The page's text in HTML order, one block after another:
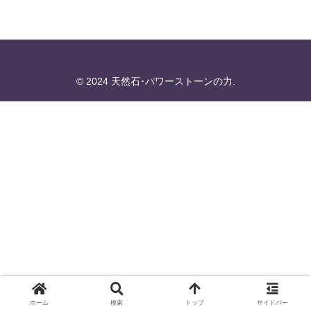
© 2024 天然石･パワーストーンの力.
ホーム 検索 トップ サイドバー